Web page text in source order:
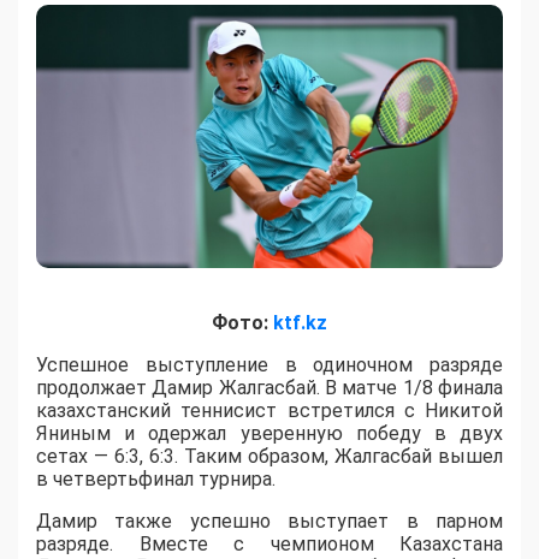
Фото: ktf.kz
Успешное выступление в одиночном разряде
продолжает Дамир Жалгасбай. В матче 1/8 финала
казахстанский теннисист встретился с Никитой
Яниным и одержал уверенную победу в двух
сетах — 6:3, 6:3. Таким образом, Жалгасбай вышел
в четвертьфинал турнира.
Дамир также успешно выступает в парном
разряде. Вместе с чемпионом Казахстана